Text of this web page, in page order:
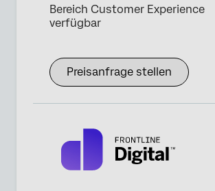
Bereich Customer Experience
verfügbar
Preisanfrage stellen